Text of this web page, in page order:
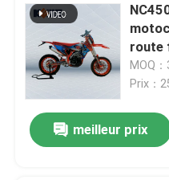
route
MOQ
Prix：
meilleur prix